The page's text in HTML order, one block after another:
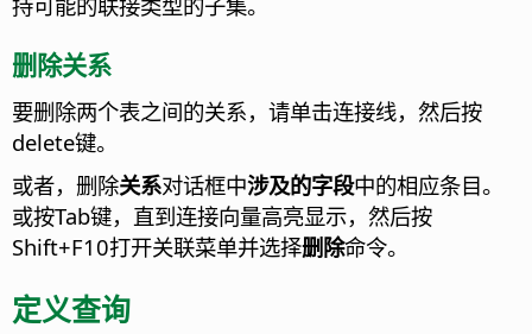
删除关系
要删除两个表之间的关系，请单击连接线，然后按
delete键。
或者，删除关系对话框中涉及的字段中的相应条目。
或按Tab键，直到连接向量高亮显示，然后按
Shift+F10打开关联菜单并选择删除命令。
定义查询